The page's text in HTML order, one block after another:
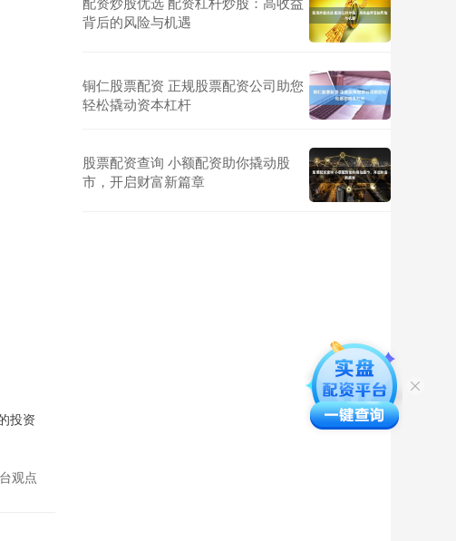
投资
观点
背后的风险与机遇
铜仁股票配资 正规股票配资公司助您
轻松撬动资本杠杆
股票配资查询 小额配资助你撬动股
市，开启财富新篇章